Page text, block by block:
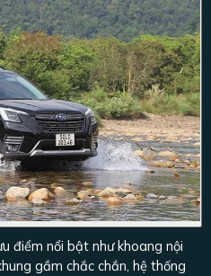
điểm nổi bật như khoang nội
gầm chắc chắn, hệ thống